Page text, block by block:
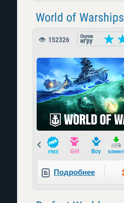
World of Warships
152326
Prev
Подробнее